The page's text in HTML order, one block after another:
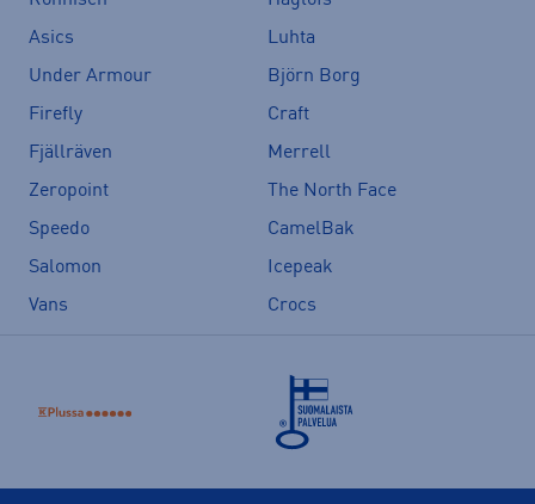
Asics
Luhta
Under Armour
Björn Borg
Firefly
Craft
Fjällräven
Merrell
Zeropoint
The North Face
Speedo
CamelBak
Salomon
Icepeak
Vans
Crocs